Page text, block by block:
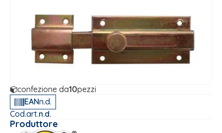
confezione da10pezzi
EANn.d.
Cod.art.n.d.
Produttore